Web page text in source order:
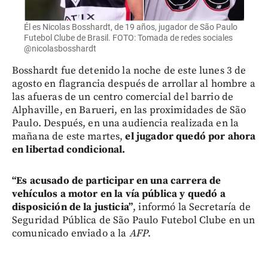
Él es Nicolas Bosshardt, de 19 años, jugador de São Paulo
Futebol Clube de Brasil. FOTO: Tomada de redes sociales
@nicolasbosshardt
Bosshardt fue detenido la noche de este lunes 3 de
agosto en flagrancia después de arrollar al hombre a
las afueras de un centro comercial del barrio de
Alphaville, en Barueri, en las proximidades de São
Paulo. Después, en una audiencia realizada en la
mañana de este martes,el jugador quedó por ahora
en libertad condicional.
“Es acusado de participar en una carrera de
vehículos a motor en la vía pública y quedó a
disposición de la justicia”, informó la Secretaría de
Seguridad Pública de São Paulo Futebol Clube en un
comunicado enviado a la AFP.